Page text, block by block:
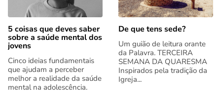
5 coisas que deves saber
sobre a saúde mental dos
jovens
Cinco ideias fundamentais
que ajudam a perceber
melhor a realidade da saúde
mental na adolescência.
De que tens sede?
Um guião de leitura orante
da Palavra. TERCEIRA
SEMANA DA QUARESMA
Inspirados pela tradição da
Igreja...